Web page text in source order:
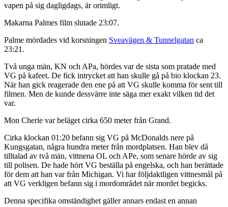
vapen på sig dagligdags, är orimligt.
Makarna Palmes film slutade 23:07.
Palme mördades vid korsningen Sveavägen & Tunnelgatan ca
23:21.
Två unga män, KN och APa, hördes var de sista som pratade med
VG på kafeet. De fick intrycket att han skulle gå på bio klockan 23.
När han gick reagerade den ene på att VG skulle komma för sent till
filmen. Men de kunde dessvärre inte säga mer exakt vilken tid det
var.
Mon Cherie var beläget cirka 650 meter från Grand.
Cirka klockan 01:20 befann sig VG på McDonalds nere på
Kungsgatan, några hundra meter från mordplatsen. Han blev då
tilltalad av två män, vittnena OL och APe, som senare hörde av sig
till polisen. De hade hört VG beställa på engelska, och han berättade
för dem att han var från Michigan. Vi har följdaktligen vittnesmål på
att VG verkligen befann sig i mordområdet när mordet begicks.
Denna specifika omständighet gäller annars endast en annan